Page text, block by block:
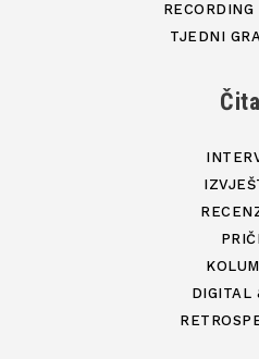
RECORDING
TJEDNI
DIGITAL